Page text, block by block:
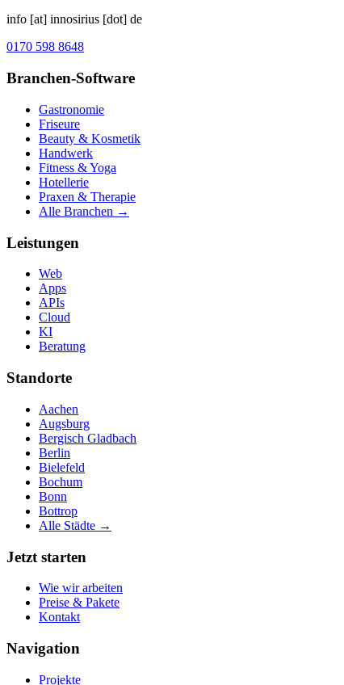
info [at] innosirius [dot] de
0170 598 8648
Branchen-Software
Gastronomie
Friseure
Beauty & Kosmetik
Handwerk
Fitness & Yoga
Hotellerie
Praxen & Therapie
Alle Branchen →
Leistungen
Web
Apps
APIs
Cloud
KI
Beratung
Standorte
Aachen
Augsburg
Bergisch Gladbach
Berlin
Bielefeld
Bochum
Bonn
Bottrop
Alle Städte →
Jetzt starten
Wie wir arbeiten
Preise & Pakete
Kontakt
Navigation
Projekte